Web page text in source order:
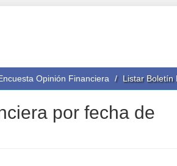
Opinión Financiera Listar Boletín
por fecha de